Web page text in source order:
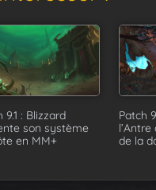
9.1 : Blizzard
son système
en MM+
Patch
de la